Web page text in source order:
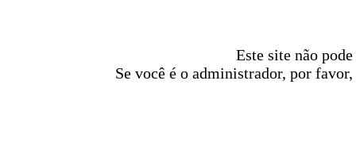
Este site não
Se você é o administrador, por